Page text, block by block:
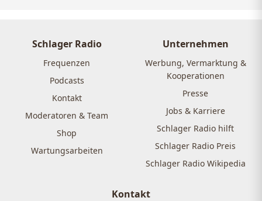
Schlager Radio
Frequenzen
Podcasts
Kontakt
Moderatoren & Team
Shop
Wartungsarbeiten
Unternehmen
Werbung, Vermarktung &
Kooperationen
Presse
Jobs & Karriere
Schlager Radio hilft
Schlager Radio Preis
Schlager Radio Wikipedia
Kontakt